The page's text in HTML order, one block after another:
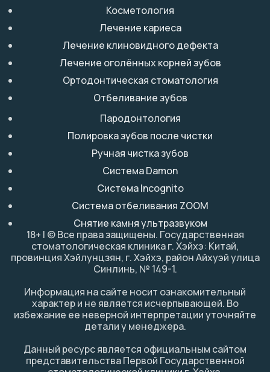
Косметология
Лечение кариеса
Лечение клиновидного дефекта
Лечение оголённых корней зубов
Ортодонтическая стоматология
Отбеливание зубов
Пародонтология
Полировка зубов после чистки
Ручная чистка зубов
Система Damon
Система Incognito
Система отбеливания ZOOM
Снятие камня ультразвуком
18+ | © Все права защищены. Государственная
стоматологическая клиника г. Хэйхэ: Китай,
провинция Хэйлунцзян, г. Хэйхэ, район Айхуэй улица
Синлинь, № 149-1.
Информация на сайте носит ознакомительный
характер и не является исчерпывающей. Во
избежание ее неверной интерпретации уточняйте
детали у менеджера.
Данный ресурс является официальным сайтом
представительства Первой Государственной